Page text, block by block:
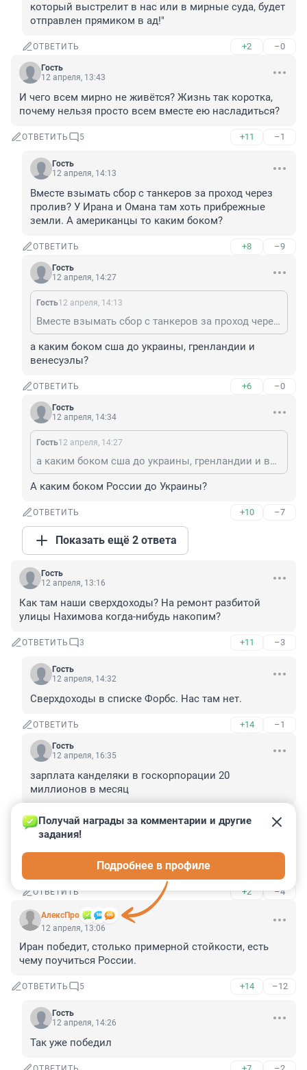
который выстрелит в нас или в мирные суда, будет
отправлен прямиком в ад!"
ОТВЕТИТЬ +2 –0
Гость
12 апреля, 13:43
И чего всем мирно не живётся? Жизнь так коротка,
почему нельзя просто всем вместе ею насладиться?
ОТВЕТИТЬ 5 +11 –1
Гость
12 апреля, 14:13
Вместе взымать сбор с танкеров за проход через
пролив? У Ирана и Омана там хоть прибрежные
земли. А американцы то каким боком?
ОТВЕТИТЬ +8 –9
Гость
12 апреля, 14:27
Гость12 апреля, 14:13
Вместе взымать сбор с танкеров за проход через пролив? У Ирана и Омана там хоть прибрежные земли. А американцы то каким боком?
а каким боком сша до украины, гренландии и
венесуэлы?
ОТВЕТИТЬ +6 –0
Гость
12 апреля, 14:34
Гость12 апреля, 14:27
а каким боком сша до украины, гренландии и венесуэлы?
А каким боком России до Украины?
ОТВЕТИТЬ +10 –7
Показать ещё 2 ответа
Гость
12 апреля, 13:16
Как там наши сверхдоходы? На ремонт разбитой
улицы Нахимова когда-нибудь накопим?
ОТВЕТИТЬ 3 +11 –3
Гость
12 апреля, 14:32
Сверхдоходы в списке Форбс. Нас там нет.
ОТВЕТИТЬ +14 –1
Гость
12 апреля, 16:35
зарплата канделяки в госкорпорации 20
миллионов в месяц
ОТВЕТИТЬ –1
Гость
Меня улица Нахимова не беспокоит. Я там не живу
ОТВЕТИТЬ +2 –4
АлексПро
Получай награды за комментарии и другие
задания!
Подробнее в профиле
12 апреля, 13:06
Иран победит, столько примерной стойкости, есть
чему поучиться России.
ОТВЕТИТЬ 5 +14 –12
Гость
12 апреля, 14:26
Так уже победил